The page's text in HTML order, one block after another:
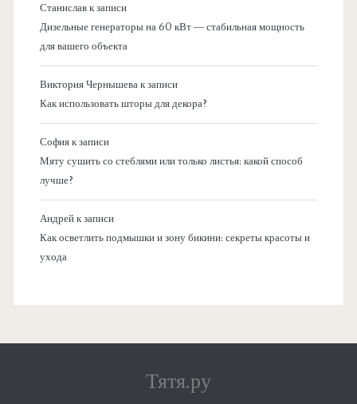
Станиславк записи
Дизельные генераторы на 60 кВт — стабильная мощность
для вашего объекта
Виктория Чернышевак записи
Как использовать шторы для декора?
Софияк записи
Мяту сушить со стеблями или только листья: какой способ
лучше?
Андрейк записи
Как осветлить подмышки и зону бикини: секреты красоты и
ухода
Тятя.ру